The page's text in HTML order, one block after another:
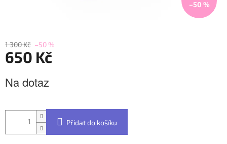
–50 %
1 300 Kč –50 %
650 Kč
cena:
Na dotaz
Přidat do košíku